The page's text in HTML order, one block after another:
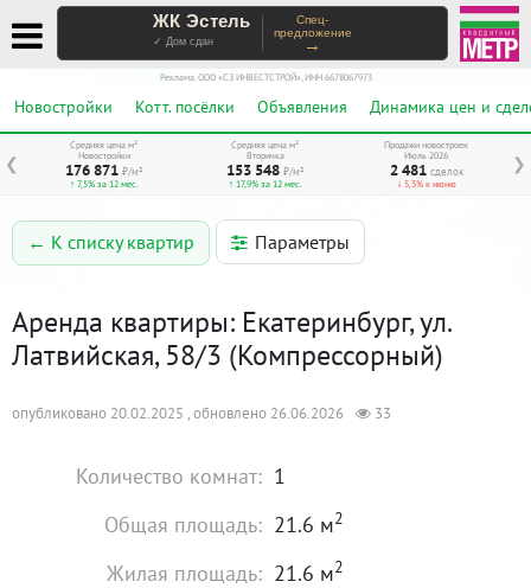
ЖК Эстель
✓ Дом сдан
Спец-
предложение
→
Реклама. ООО «СЗ ИНВЕСТСТРОЙ», ИНН 6678067973
Новостройки Котт. посёлки Объявления Динамика цен и
❮ ❯
Средняя цена м²
Новостройки
176 871 ₽/м²
↑ 7,5% за 12 мес.
Средняя цена м²
Вторичка
153 548 ₽/м²
↑ 17,9% за 12 мес.
Продажи новостроек
Июль 2026
2 481 сделок
↓ 5,3% к июню
← К списку квартир Параметры
Аренда квартиры: Екатеринбург, ул.
Латвийская, 58/3 (Компрессорный)
опубликовано 20.02.2025 , обновлено 26.06.2026 33
Количество комнат: 1
Общая площадь: 21.6 м2
Жилая площадь: 21.6 м2